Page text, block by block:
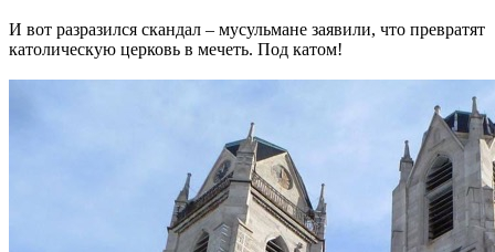
И вот разразился скандал – мусульмане заявили, что превратят
католическую церковь в мечеть. Под катом!